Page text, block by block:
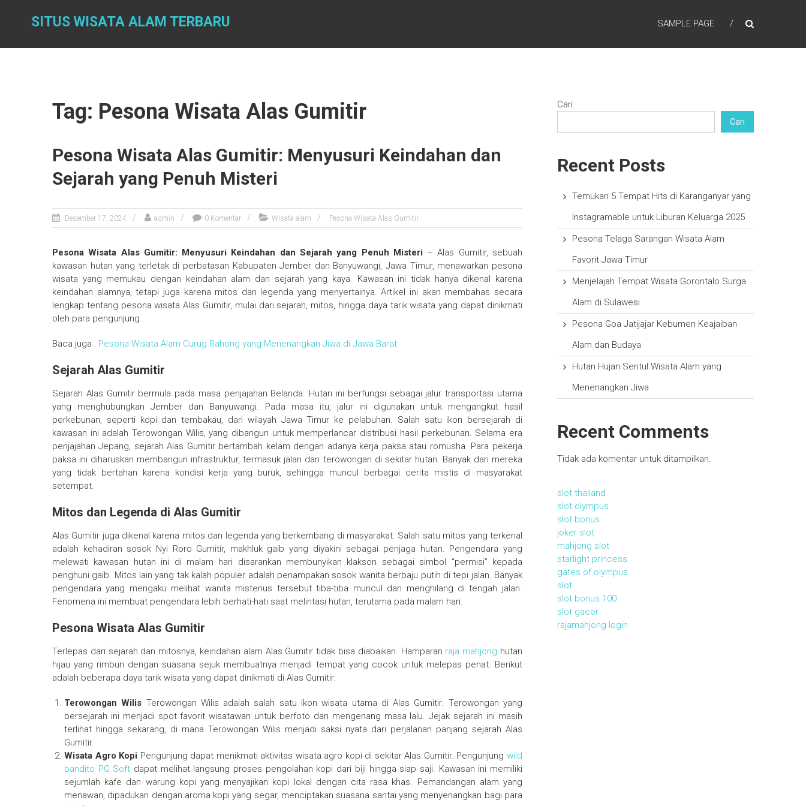
SITUS WISATA ALAM TERBARU SAMPLE PAGE
Tag: Pesona Wisata Alas Gumitir
Pesona Wisata Alas Gumitir: Menyusuri Keindahan dan
Sejarah yang Penuh Misteri
Desember 17, 2024 admin 0 Komentar Wisata alam Pesona Wisata Alas Gumitir
Pesona Wisata Alas Gumitir: Menyusuri Keindahan dan Sejarah yang Penuh Misteri – Alas Gumitir, sebuah
kawasan hutan yang terletak di perbatasan Kabupaten Jember dan Banyuwangi, Jawa Timur, menawarkan pesona
wisata yang memukau dengan keindahan alam dan sejarah yang kaya. Kawasan ini tidak hanya dikenal karena
keindahan alamnya, tetapi juga karena mitos dan legenda yang menyertainya. Artikel ini akan membahas secara
lengkap tentang pesona wisata Alas Gumitir, mulai dari sejarah, mitos, hingga daya tarik wisata yang dapat dinikmati
oleh para pengunjung.
Baca juga : Pesona Wisata Alam Curug Rahong yang Menenangkan Jiwa di Jawa Barat
Sejarah Alas Gumitir
Sejarah Alas Gumitir bermula pada masa penjajahan Belanda. Hutan ini berfungsi sebagai jalur transportasi utama
yang menghubungkan Jember dan Banyuwangi. Pada masa itu, jalur ini digunakan untuk mengangkut hasil
perkebunan, seperti kopi dan tembakau, dari wilayah Jawa Timur ke pelabuhan. Salah satu ikon bersejarah di
kawasan ini adalah Terowongan Wilis, yang dibangun untuk memperlancar distribusi hasil perkebunan. Selama era
penjajahan Jepang, sejarah Alas Gumitir bertambah kelam dengan adanya kerja paksa atau romusha. Para pekerja
paksa ini diharuskan membangun infrastruktur, termasuk jalan dan terowongan di sekitar hutan. Banyak dari mereka
yang tidak bertahan karena kondisi kerja yang buruk, sehingga muncul berbagai cerita mistis di masyarakat
setempat.
Mitos dan Legenda di Alas Gumitir
Alas Gumitir juga dikenal karena mitos dan legenda yang berkembang di masyarakat. Salah satu mitos yang terkenal
adalah kehadiran sosok Nyi Roro Gumitir, makhluk gaib yang diyakini sebagai penjaga hutan. Pengendara yang
melewati kawasan hutan ini di malam hari disarankan membunyikan klakson sebagai simbol “permisi” kepada
penghuni gaib. Mitos lain yang tak kalah populer adalah penampakan sosok wanita berbaju putih di tepi jalan. Banyak
pengendara yang mengaku melihat wanita misterius tersebut tiba-tiba muncul dan menghilang di tengah jalan.
Fenomena ini membuat pengendara lebih berhati-hati saat melintasi hutan, terutama pada malam hari.
Pesona Wisata Alas Gumitir
Terlepas dari sejarah dan mitosnya, keindahan alam Alas Gumitir tidak bisa diabaikan. Hamparan raja mahjong hutan
hijau yang rimbun dengan suasana sejuk membuatnya menjadi tempat yang cocok untuk melepas penat. Berikut
adalah beberapa daya tarik wisata yang dapat dinikmati di Alas Gumitir:
Terowongan Wilis Terowongan Wilis adalah salah satu ikon wisata utama di Alas Gumitir. Terowongan yang
bersejarah ini menjadi spot favorit wisatawan untuk berfoto dan mengenang masa lalu. Jejak sejarah ini masih
terlihat hingga sekarang, di mana Terowongan Wilis menjadi saksi nyata dari perjalanan panjang sejarah Alas
Gumitir.
Wisata Agro Kopi Pengunjung dapat menikmati aktivitas wisata agro kopi di sekitar Alas Gumitir. Pengunjung wild
bandito PG Soft dapat melihat langsung proses pengolahan kopi dari biji hingga siap saji. Kawasan ini memiliki
sejumlah kafe dan warung kopi yang menyajikan kopi lokal dengan cita rasa khas. Pemandangan alam yang
menawan, dipadukan dengan aroma kopi yang segar, menciptakan suasana santai yang menyenangkan bagi para
Cari
Cari
Recent Posts
Temukan 5 Tempat Hits di Karanganyar yang
Instagramable untuk Liburan Keluarga 2025
Pesona Telaga Sarangan Wisata Alam
Favorit Jawa Timur
Menjelajah Tempat Wisata Gorontalo Surga
Alam di Sulawesi
Pesona Goa Jatijajar Kebumen Keajaiban
Alam dan Budaya
Hutan Hujan Sentul Wisata Alam yang
Menenangkan Jiwa
Recent Comments
Tidak ada komentar untuk ditampilkan.
slot thailand
slot olympus
slot bonus
joker slot
mahjong slot
starlight princess
gates of olympus
slot
slot bonus 100
slot gacor
rajamahjong login